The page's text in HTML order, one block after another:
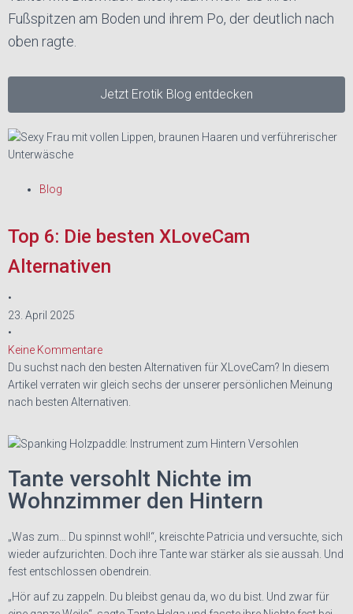
Fußspitzen am Boden und ihrem Po, der deutlich nach
oben ragte.
Jetzt Erotik Blog entdecken
Blog
Top 6: Die besten XLoveCam
Alternativen
•
23. April 2025
•
Keine Kommentare
Du suchst nach den besten Alternativen für XLoveCam? In diesem
Artikel verraten wir gleich sechs der unserer persönlichen Meinung
nach besten Alternativen.
Tante versohlt Nichte im
Wohnzimmer den Hintern
„Was zum… Du spinnst wohl!“, kreischte Patricia und versuchte, sich
wieder aufzurichten. Doch ihre Tante war stärker als sie aussah. Und
fest entschlossen obendrein.
„Hör auf zu zappeln. Du bleibst genau da, wo du bist. Und zwar für